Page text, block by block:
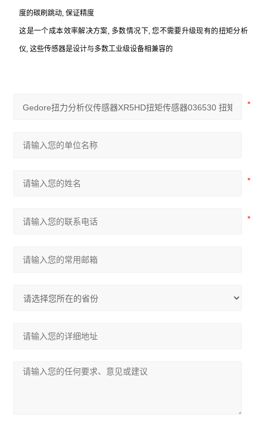
度的碳刷跳动, 保证精度
这是一个成本效率解决方案, 多数情况下, 您不需要升级现有的扭矩分析
仪, 这些传感器是设计与多数工业级设备相兼容的